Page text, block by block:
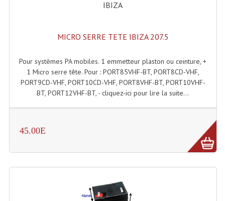
Câblage Electrique
Câble Rallonge DMX512 MIDI
Câbles Module, Cables Audio
Divers Bricolage
IBIZA
MICRO SERRE TETE IBIZA 207.5
Pour systèmes PA mobiles. 1 emmetteur plaston ou ceinture, +
1 Micro serre tête. Pour : PORT85VHF-BT, PORT8CD-VHF,
PORT9CD-VHF, PORT10CD-VHF, PORT8VHF-BT, PORT10VHF-
BT, PORT12VHF-BT, - cliquez-ici pour lire la suite...
45.00E